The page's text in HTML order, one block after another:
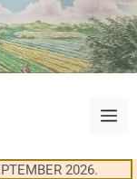
2026.